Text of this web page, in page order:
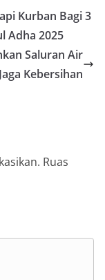
Kurban Bagi 3
Adha 2025
Saluran Air
Kebersihan
Ruas